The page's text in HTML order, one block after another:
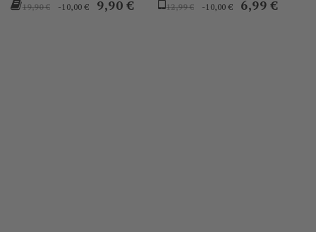
Prezzo
19,90 € -10,00 € Prezzo
9,90 €
Prezzo
12,99 € -10,00 € Prezzo
6,99 €